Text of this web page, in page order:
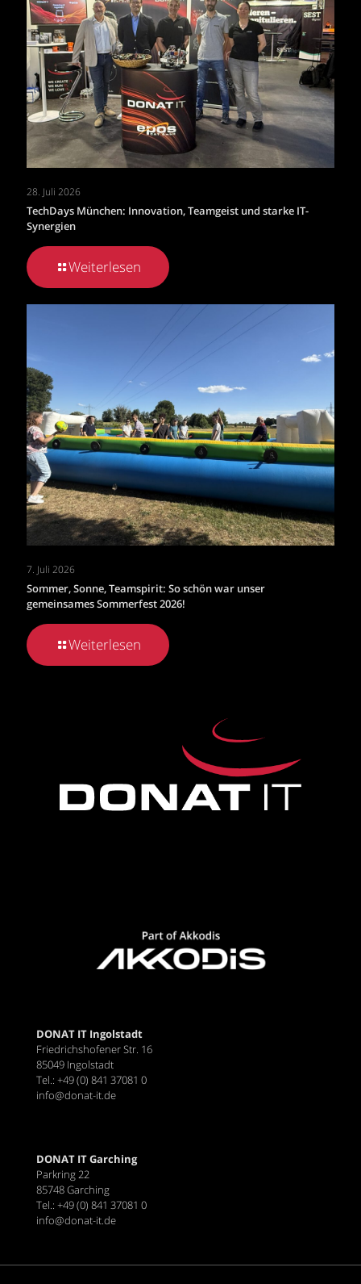
28. Juli 2026
TechDays München: Innovation, Teamgeist und starke IT-
Synergien
Weiterlesen
7. Juli 2026
Sommer, Sonne, Teamspirit: So schön war unser
gemeinsames Sommerfest 2026!
Weiterlesen
DONAT IT Ingolstadt
Friedrichshofener Str. 16
85049 Ingolstadt
Tel.: +49 (0) 841 37081 0
info@donat-it.de
DONAT IT Garching
Parkring 22
85748 Garching
Tel.: +49 (0) 841 37081 0
info@donat-it.de